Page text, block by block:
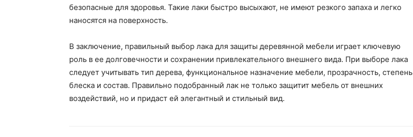
безопасные для здоровья. Такие лаки быстро высыхают, не имеют резкого запаха и легко
наносятся на поверхность.
В заключение, правильный выбор лака для защиты деревянной мебели играет ключевую
роль в ее долговечности и сохранении привлекательного внешнего вида. При выборе лака
следует учитывать тип дерева, функциональное назначение мебели, прозрачность, степень
блеска и состав. Правильно подобранный лак не только защитит мебель от внешних
воздействий, но и придаст ей элегантный и стильный вид.